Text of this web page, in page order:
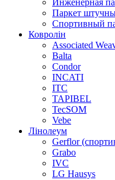
Инженерная
Паркет
Спортивный
Ковролін
Associated
Balta
Condor
INCATI
ITC
TAPIBEL
TecSOM
Vebe
Лінолеум
Gerflor
Grabo
IVC
LG Hausys